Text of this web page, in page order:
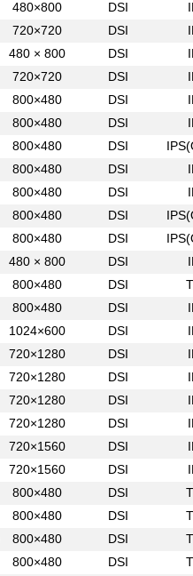
480×800 DSI
720×720 DSI
480 × 800 DSI
720×720 DSI
800×480 DSI
800×480 DSI
800×480 DSI
800×480 DSI
800×480 DSI
800×480 DSI
800×480 DSI
480 × 800 DSI
800×480 DSI
800×480 DSI
1024×600 DSI
720×1280 DSI
720×1280 DSI
720×1280 DSI
720×1280 DSI
720×1560 DSI
720×1560 DSI
800×480 DSI
800×480 DSI
800×480 DSI
800×480 DSI